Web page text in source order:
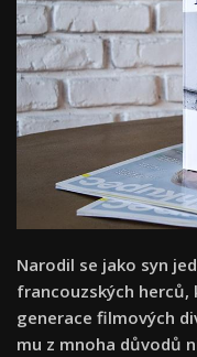
Narodil se jako syn
francouzských herců,
generace filmových
mu z mnoha důvodů